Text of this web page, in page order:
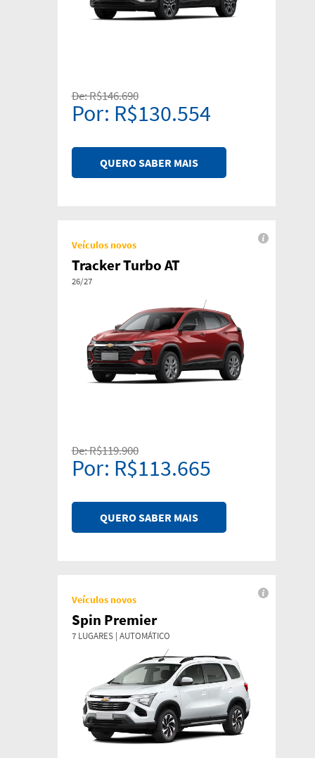
De: R$146.690
Por: R$130.554
QUERO SABER MAIS
Veículos novos
Tracker Turbo AT
26/27
De: R$119.900
Por: R$113.665
QUERO SABER MAIS
Veículos novos
Spin Premier
7 LUGARES | AUTOMÁTICO